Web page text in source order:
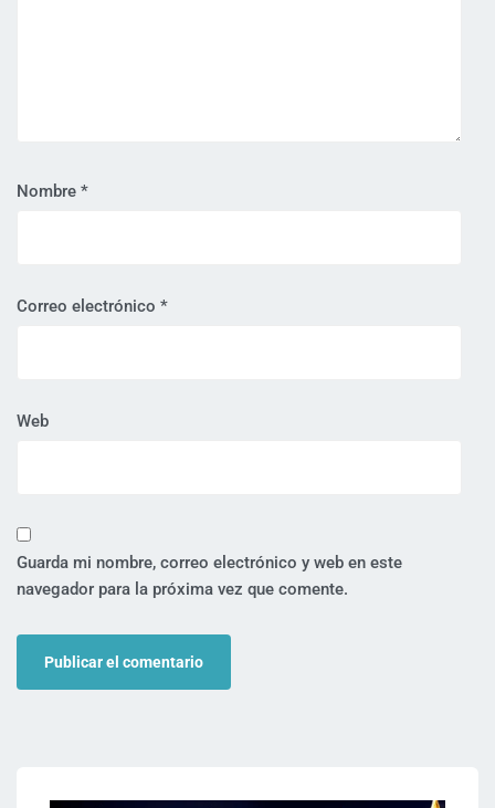
Nombre *
Correo electrónico *
Web
Guarda mi nombre, correo electrónico y web en este
navegador para la próxima vez que comente.